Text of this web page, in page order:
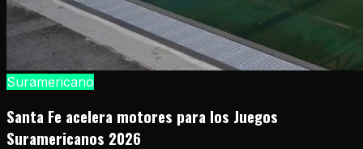
Suramericano
Santa Fe acelera motores para los Juegos
Suramericanos 2026